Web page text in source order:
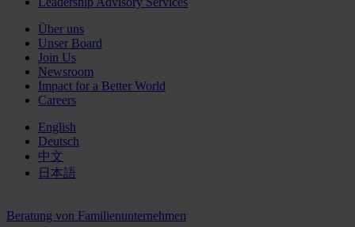
Über uns
Unser Board
Join Us
Newsroom
Impact for a Better World
Careers
English
Deutsch
中文
日本語
Beratung von Familienunternehmen